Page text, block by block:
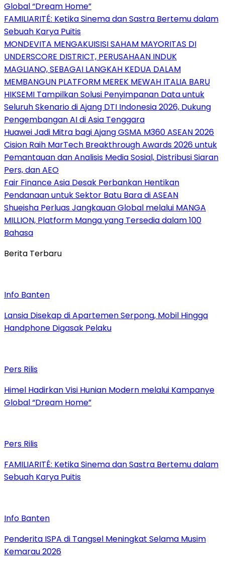
Global “Dream Home”
FAMILIARITÉ: Ketika Sinema dan Sastra Bertemu dalam
Sebuah Karya Puitis
MONDEVITA MENGAKUISISI SAHAM MAYORITAS DI
UNDERSCORE DISTRICT, PERUSAHAAN INDUK
MAGLIANO, SEBAGAI LANGKAH KEDUA DALAM
MEMBANGUN PLATFORM MEREK MEWAH ITALIA BARU
HIKSEMI Tampilkan Solusi Penyimpanan Data untuk
Seluruh Skenario di Ajang DTI Indonesia 2026, Dukung
Pengembangan AI di Asia Tenggara
Huawei Jadi Mitra bagi Ajang GSMA M360 ASEAN 2026
Cision Raih MarTech Breakthrough Awards 2026 untuk
Pemantauan dan Analisis Media Sosial, Distribusi Siaran
Pers, dan AEO
Fair Finance Asia Desak Perbankan Hentikan
Pendanaan untuk Sektor Batu Bara di ASEAN
Shueisha Perluas Jangkauan Global melalui MANGA
MILLION, Platform Manga yang Tersedia dalam 100
Bahasa
Berita Terbaru
Info Banten
Lansia Disekap di Apartemen Serpong, Mobil Hingga
Handphone Digasak Pelaku
Pers Rilis
Himel Hadirkan Visi Hunian Modern melalui Kampanye
Global “Dream Home”
Pers Rilis
FAMILIARITÉ: Ketika Sinema dan Sastra Bertemu dalam
Sebuah Karya Puitis
Info Banten
Penderita ISPA di Tangsel Meningkat Selama Musim
Kemarau 2026